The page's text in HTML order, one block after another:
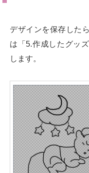
デザインを保存した
は「5.作成したグッ
します。